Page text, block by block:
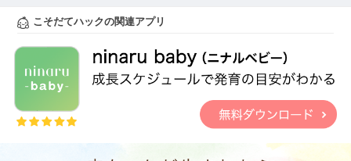
こそだてハックの関連アプリ